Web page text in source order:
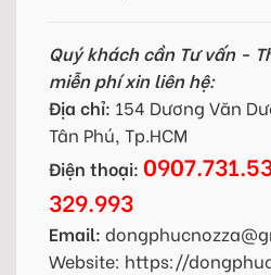
Quý khách cần Tư vấn -
miễn phí xin liên hệ:
Địa chỉ: 154 Dương Văn
Tân Phú, Tp.HCM
Điện thoại:
329.993
Email:
Website: https://